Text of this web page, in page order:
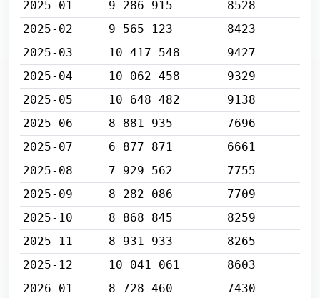
2025-01
9 286 915
8528
2025-02
9 565 123
8423
2025-03
10 417 548
9427
2025-04
10 062 458
9329
2025-05
10 648 482
9138
2025-06
8 881 935
7696
2025-07
6 877 871
6661
2025-08
7 929 562
7755
2025-09
8 282 086
7709
2025-10
8 868 845
8259
2025-11
8 931 933
8265
2025-12
10 041 061
8603
2026-01
8 728 460 7430